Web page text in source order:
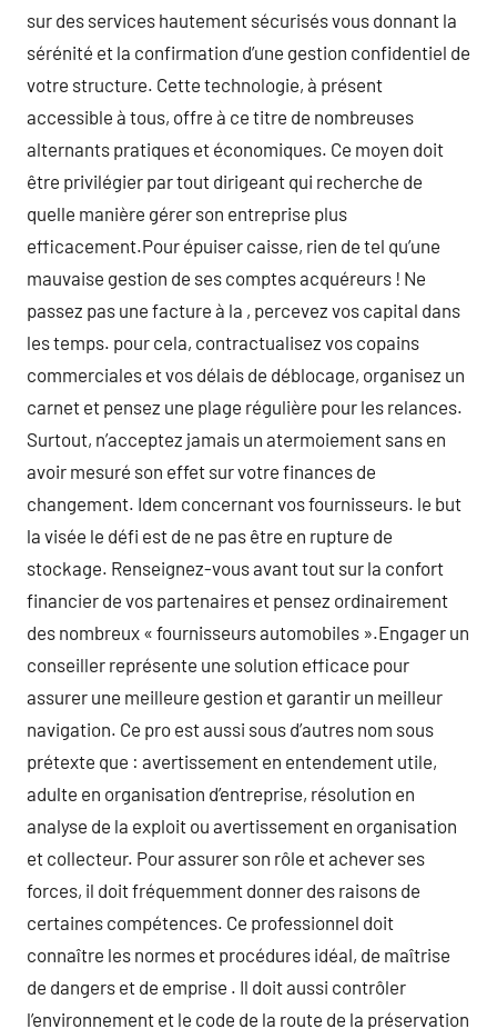
sur des services hautement sécurisés vous donnant la
sérénité et la confirmation d’une gestion confidentiel de
votre structure. Cette technologie, à présent
accessible à tous, offre à ce titre de nombreuses
alternants pratiques et économiques. Ce moyen doit
être privilégier par tout dirigeant qui recherche de
quelle manière gérer son entreprise plus
efficacement.Pour épuiser caisse, rien de tel qu’une
mauvaise gestion de ses comptes acquéreurs ! Ne
passez pas une facture à la , percevez vos capital dans
les temps. pour cela, contractualisez vos copains
commerciales et vos délais de déblocage, organisez un
carnet et pensez une plage régulière pour les relances.
Surtout, n’acceptez jamais un atermoiement sans en
avoir mesuré son effet sur votre finances de
changement. Idem concernant vos fournisseurs. le but
la visée le défi est de ne pas être en rupture de
stockage. Renseignez-vous avant tout sur la confort
financier de vos partenaires et pensez ordinairement
des nombreux « fournisseurs automobiles ».Engager un
conseiller représente une solution efficace pour
assurer une meilleure gestion et garantir un meilleur
navigation. Ce pro est aussi sous d’autres nom sous
prétexte que : avertissement en entendement utile,
adulte en organisation d’entreprise, résolution en
analyse de la exploit ou avertissement en organisation
et collecteur. Pour assurer son rôle et achever ses
forces, il doit fréquemment donner des raisons de
certaines compétences. Ce professionnel doit
connaître les normes et procédures idéal, de maîtrise
de dangers et de emprise . Il doit aussi contrôler
l’environnement et le code de la route de la préservation